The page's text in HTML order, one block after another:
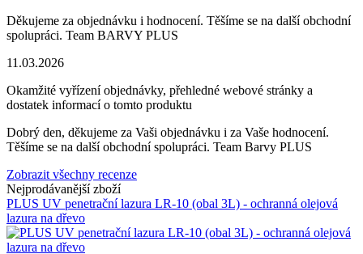
Děkujeme za objednávku i hodnocení. Těšíme se na další obchodní
spolupráci. Team BARVY PLUS
11.03.2026
Okamžité vyřízení objednávky, přehledné webové stránky a
dostatek informací o tomto produktu
Dobrý den, děkujeme za Vaši objednávku i za Vaše hodnocení.
Těšíme se na další obchodní spolupráci. Team Barvy PLUS
Zobrazit všechny recenze
Nejprodávanější zboží
PLUS UV penetrační lazura LR-10 (obal 3L) - ochranná olejová
lazura na dřevo